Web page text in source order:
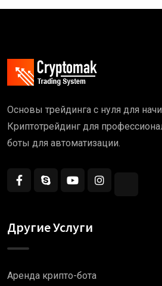
Основы трейдинга с нуля для
Криптотрейдинг для
боты для автоматизации.
Другие Услуги
Аренда крипто-бота